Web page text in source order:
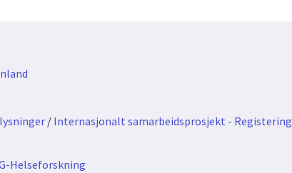
/ Internasjonalt samarbeidsprosjekt - Registering
Helseforskning